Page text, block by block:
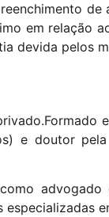
de
em relação
devida pelos
Formado
e doutor
advogado
especializadas